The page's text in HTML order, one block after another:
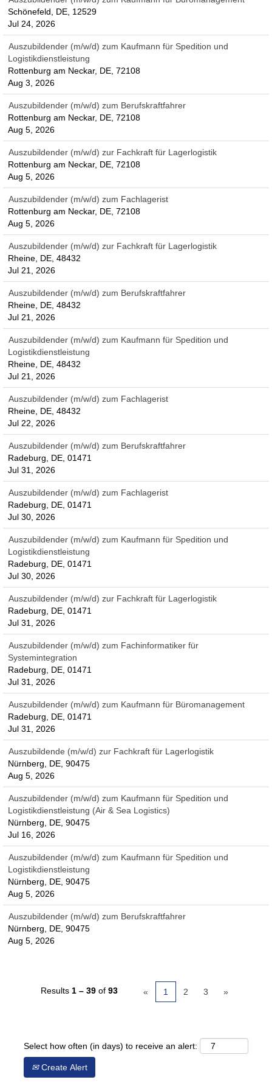
Schönefeld, DE, 12529
Jul 24, 2026
Auszubildender (m/w/d) zum Kaufmann für Spedition und
Logistikdienstleistung
Rottenburg am Neckar, DE, 72108
Aug 3, 2026
Auszubildender (m/w/d) zum Berufskraftfahrer
Rottenburg am Neckar, DE, 72108
Aug 5, 2026
Auszubildender (m/w/d) zur Fachkraft für Lagerlogistik
Rottenburg am Neckar, DE, 72108
Aug 5, 2026
Auszubildender (m/w/d) zum Fachlagerist
Rottenburg am Neckar, DE, 72108
Aug 5, 2026
Auszubildender (m/w/d) zur Fachkraft für Lagerlogistik
Rheine, DE, 48432
Jul 21, 2026
Auszubildender (m/w/d) zum Berufskraftfahrer
Rheine, DE, 48432
Jul 21, 2026
Auszubildender (m/w/d) zum Kaufmann für Spedition und
Logistikdienstleistung
Rheine, DE, 48432
Jul 21, 2026
Auszubildender (m/w/d) zum Fachlagerist
Rheine, DE, 48432
Jul 22, 2026
Auszubildender (m/w/d) zum Berufskraftfahrer
Radeburg, DE, 01471
Jul 31, 2026
Auszubildender (m/w/d) zum Fachlagerist
Radeburg, DE, 01471
Jul 30, 2026
Auszubildender (m/w/d) zum Kaufmann für Spedition und
Logistikdienstleistung
Radeburg, DE, 01471
Jul 30, 2026
Auszubildender (m/w/d) zur Fachkraft für Lagerlogistik
Radeburg, DE, 01471
Jul 31, 2026
Auszubildender (m/w/d) zum Fachinformatiker für
Systemintegration
Radeburg, DE, 01471
Jul 31, 2026
Auszubildender (m/w/d) zum Kaufmann für Büromanagement
Radeburg, DE, 01471
Jul 31, 2026
Auszubildende (m/w/d) zur Fachkraft für Lagerlogistik
Nürnberg, DE, 90475
Aug 5, 2026
Auszubildender (m/w/d) zum Kaufmann für Spedition und
Logistikdienstleistung (Air & Sea Logistics)
Nürnberg, DE, 90475
Jul 16, 2026
Auszubildender (m/w/d) zum Kaufmann für Spedition und
Logistikdienstleistung
Nürnberg, DE, 90475
Aug 5, 2026
Auszubildender (m/w/d) zum Berufskraftfahrer
Nürnberg, DE, 90475
Aug 5, 2026
Results 1 – 39 of 93 « 1 2 3 »
Select how often (in days) to receive an alert:
Create Alert